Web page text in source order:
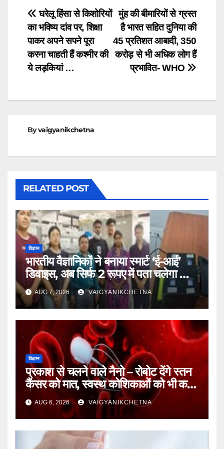
Post
navigation
मुंह की बीमारियों से ग्रस्त
है भारत सहित दुनिया की
45 प्रतिशत आबादी, 350
करोड़ से भी अधिक लोग हैं
प्रभावित- WHO
घरेलू हिंसा से किशोरियों
का भविष्य दांव पर, शिक्षा
पाकर अपने सपने पूरा
करना चाहती हैं कश्मीर की
ये लड़कियां …
Byvaigyanikchetna
RELATED POST
विज्ञान
भारतीय वैज्ञानिकों ने बनाया स्मार्ट ‘ई-आई’
डिवाइस, अब सिर्फ 2 रूपए में पता चलेगा कि
पानी कितना जहरीला है।
AUG 7, 2026 VAIGYANIKCHETNA
विज्ञान
प्रकाश से चलने वाले नैनो – रोबोट देंगे स्तन
कैंसर को मात, स्वस्थ कोशिकाओं को भी कम
होगा नुकसान
AUG 6, 2026 VAIGYANIKCHETNA